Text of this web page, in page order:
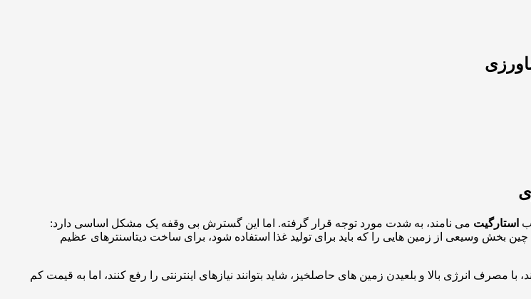
استارگیت می نامند، به شدت مورد توجه قرار گرفته. اما این گسترش بی وقفه یک مشکل اساسی دارد:
بخش وسیعی از زمین هایی را که باید برای تولید غذا استفاده شود، برای ساخت دیتاسنترهای عظیم
مصرف انرژی بالا و بلعیدن زمین های حاصلخیز، شاید بتوانند نیازهای اینترنتی را رفع کنند، اما به قیمت کم